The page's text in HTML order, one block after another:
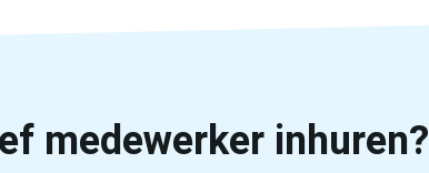
medewerker inhuren?